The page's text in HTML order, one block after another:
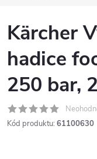
Kärcher
hadice
250 bar,
Kód produktu: 61100630